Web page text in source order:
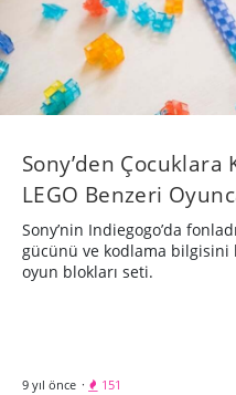
Sony’den
LEGO Benzeri
Sony’nin Indiegogo’da
gücünü ve kodlama
oyun blokları seti.
9 yıl önce · 151